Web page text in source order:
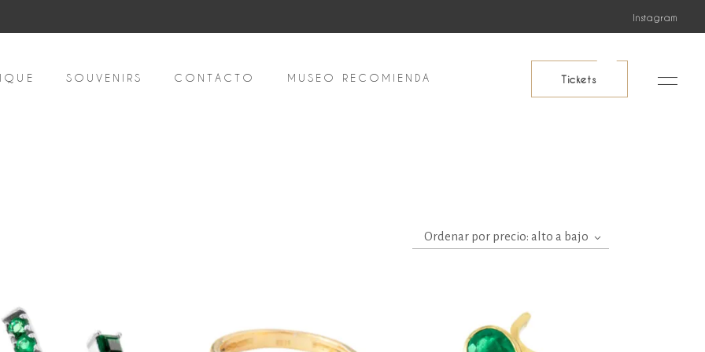
Instagram
SOUVENIRS CONTACTO MUSEO RECOMIENDA Tickets
Ordenar por precio: alto a bajo